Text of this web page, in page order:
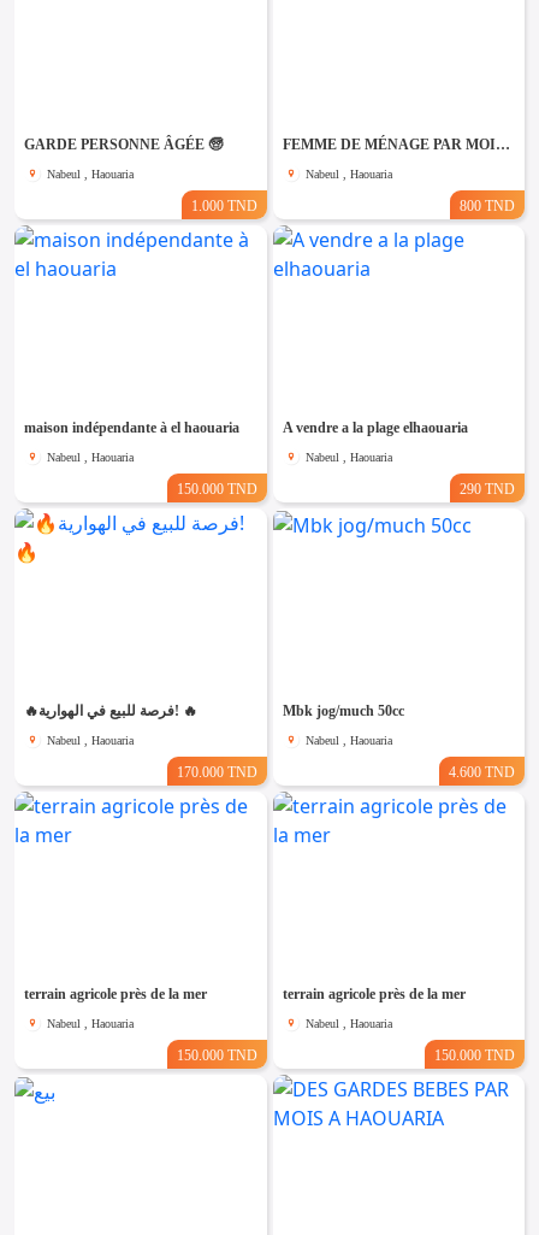
GARDE PERSONNE ÂGÉE 🧓
Nabeul , Haouaria
1.000 TND
FEMME DE MÉNAGE PAR MOIS A HAOUARIA
Nabeul , Haouaria
800 TND
maison indépendante à el haouaria
Nabeul , Haouaria
150.000 TND
A vendre a la plage elhaouaria
Nabeul , Haouaria
290 TND
🔥فرصة للبيع في الهوارية! 🔥
Nabeul , Haouaria
170.000 TND
Mbk jog/much 50cc
Nabeul , Haouaria
4.600 TND
terrain agricole près de la mer
Nabeul , Haouaria
150.000 TND
terrain agricole près de la mer
Nabeul , Haouaria
150.000 TND